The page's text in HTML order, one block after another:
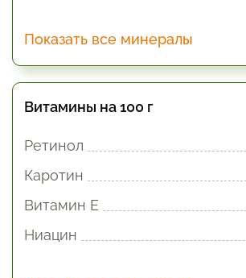
Показать все минералы
Витамины на 100 г
Ретинол
Каротин
Витамин E
Ниацин